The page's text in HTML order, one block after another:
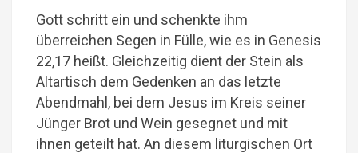
Gott schritt ein und schenkte ihm
überreichen Segen in Fülle, wie es in Genesis
22,17 heißt. Gleichzeitig dient der Stein als
Altartisch dem Gedenken an das letzte
Abendmahl, bei dem Jesus im Kreis seiner
Jünger Brot und Wein gesegnet und mit
ihnen geteilt hat. An diesem liturgischen Ort